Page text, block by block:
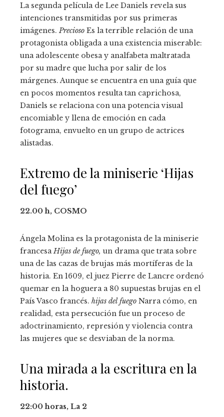
La segunda película de Lee Daniels revela sus
intenciones transmitidas por sus primeras
imágenes.Precioso Es la terrible relación de una
protagonista obligada a una existencia miserable:
una adolescente obesa y analfabeta maltratada
por su madre que lucha por salir de los
márgenes. Aunque se encuentra en una guía que
en pocos momentos resulta tan caprichosa,
Daniels se relaciona con una potencia visual
encomiable y llena de emoción en cada
fotograma, envuelto en un grupo de actrices
alistadas.
Extremo de la miniserie ‘Hijas
del fuego’
22.00 h, COSMO
Ángela Molina es la protagonista de la miniserie
francesaHijas de fuego, un drama que trata sobre
una de las cazas de brujas más mortíferas de la
historia. En 1609, el juez Pierre de Lancre ordenó
quemar en la hoguera a 80 supuestas brujas en el
País Vasco francés. hijas del fuego Narra cómo, en
realidad, esta persecución fue un proceso de
adoctrinamiento, represión y violencia contra
las mujeres que se desviaban de la norma.
Una mirada a la escritura en la
historia.
22:00 horas, La 2